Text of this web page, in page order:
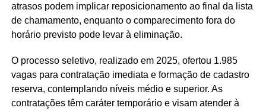
atrasos podem implicar reposicionamento ao final da lista
de chamamento, enquanto o comparecimento fora do
horário previsto pode levar à eliminação.
O processo seletivo, realizado em 2025, ofertou 1.985
vagas para contratação imediata e formação de cadastro
reserva, contemplando níveis médio e superior. As
contratações têm caráter temporário e visam atender à